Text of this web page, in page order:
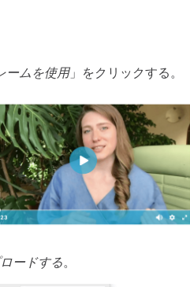
ームを使用」をクリックする。
ードする。